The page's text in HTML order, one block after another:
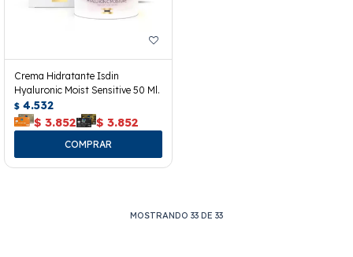
Crema Hidratante Isdin
Hyaluronic Moist Sensitive 50 Ml.
$ 4.532
$ 3.852 $ 3.852
MOSTRANDO 33 DE 33